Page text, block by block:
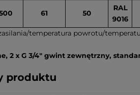
61 50
RAL
9016
temperatura powrotu/
2 x G 3/4" gwint zewnętrzny,
produktu